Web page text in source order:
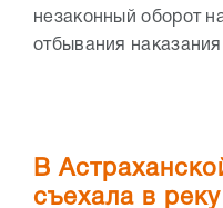
незаконный оборот
отбывания
В
съехала в